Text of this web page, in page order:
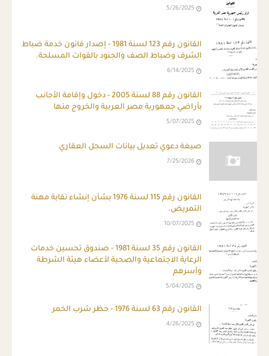
5/26/2025
ِالقانون رقم 123 لسنة 1981 - إصدار قانون خدمة ضباط
الشرف وضباط الصف والجنود بالقوات المسلحة.
6/14/2025
القانون رقم 88 لسنة 2005 - دخول وإقامة الأجانب
بأراضي جمهورية مصر العربية والخروج منها
5/07/2025
صيغة دعوي تعديل بيانات السجل العقاري
7/25/2026
القانون رقم 115 لسنة 1976 بشأن إنشاء نقابة مهنة
التمريض.
10/07/2025
القانون رقم 35 لسنة 1981 - صندوق تحسين خدمات
الرعاية الاجتماعية والصحية لأعضاء هيئة الشرطة
وأسرهم
5/04/2025
القانون رقم 63 لسنة 1976 - حظر شرب الخمر
4/26/2025